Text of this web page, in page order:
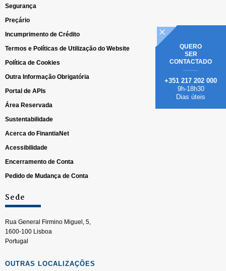
QUERO
SER
CONTACTADO
+351 217 202 000
9h-18h30
Dias úteis
Segurança
Preçário
Incumprimento de Crédito
Termos e Políticas de Utilização do Website
Política de Cookies
Outra Informação Obrigatória
Portal de APIs
Área Reservada
Sustentabilidade
Acerca do FinantiaNet
Acessibilidade
Encerramento de Conta
Pedido de Mudança de Conta
Sede
Rua General Firmino Miguel, 5,
1600-100 Lisboa
Portugal
OUTRAS LOCALIZAÇÕES